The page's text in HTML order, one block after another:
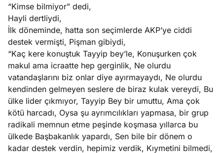
“Kimse bilmiyor” dedi,
Hayli dertliydi,
İlk döneminde, hatta son seçimlerde AKP’ye ciddi
destek vermişti, Pişman gibiydi,
“Kaç kere konuştuk Tayyip bey’le, Konuşurken çok
makul ama icraatte hep gerginlik, Ne olurdu
vatandaşlarını biz onlar diye ayırmayaydı, Ne olurdu
kendinden gelmeyen seslere de biraz kulak vereydi, Bu
ülke lider çıkmıyor, Tayyip Bey bir umuttu, Ama çok
kötü harcadı, Oysa şu ayrımcılıkları yapmasa, bir grup
radikali memnun etme peşinde koşmasa yıllarca bu
ülkede Başbakanlık yapardı, Sen bile bir dönem o
kadar destek verdin, hepimiz verdik, Kıymetini bilmedi,